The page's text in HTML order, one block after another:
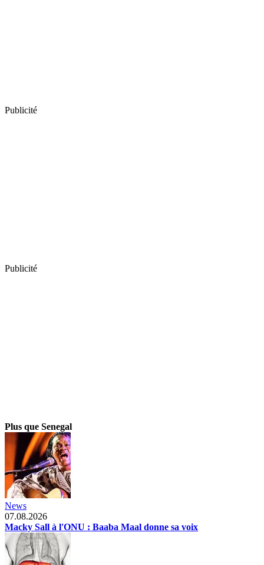
Publicité
Publicité
Plus que Senegal
News
07.08.2026
Macky Sall à l'ONU : Baaba Maal donne sa voix